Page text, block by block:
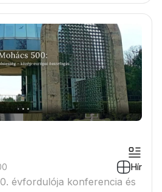
Hír
évfordulója konferencia és